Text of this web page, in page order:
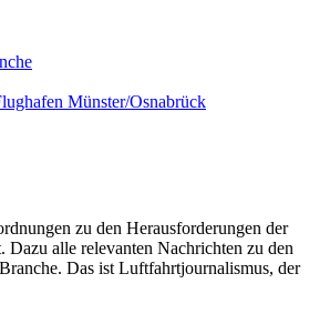
Münster/Osnabrück
zu den Herausforderungen der
alle relevanten Nachrichten zu den
Das ist Luftfahrtjournalismus, der